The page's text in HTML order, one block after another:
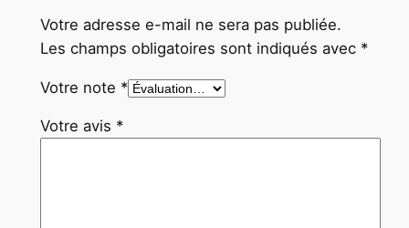
e
1
9
9
Votre adresse e-mail ne sera pas publiée.
Les champs obligatoires sont indiqués avec *
Votre note *
Votre avis *